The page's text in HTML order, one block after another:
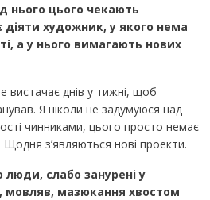
нього цього чекають
художник, у якого нема
а у нього вимагають нових
вистачає днів у тижні, щоб
Я ніколи не задумуюся над
чинниками, цього просто немає
Щодня з’являються нові проекти.
люди, слабо занурені у
мазюкання хвостом